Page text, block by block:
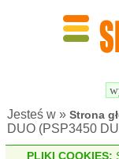
Jesteś w »Strona
DUO (PSP3450
PLIKI COOKIES: